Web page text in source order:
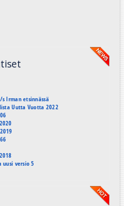
Irman etsinnässä
Uutta Vuotta 2022
uusi versio 5